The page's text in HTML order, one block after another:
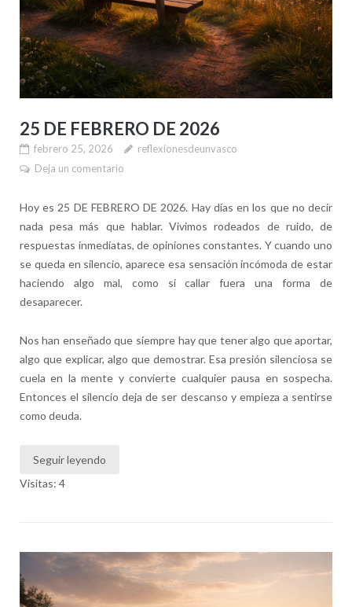
25 DE FEBRERO DE 2026
febrero 25, 2026
reflexionesdeunvasco
Deja un comentario
Hoy es 25 DE FEBRERO DE 2026. Hay días en los que no decir
nada pesa más que hablar. Vivimos rodeados de ruido, de
respuestas inmediatas, de opiniones constantes. Y cuando uno
se queda en silencio, aparece esa sensación incómoda de estar
haciendo algo mal, como si callar fuera una forma de
desaparecer.
Nos han enseñado que siempre hay que tener algo que aportar,
algo que explicar, algo que demostrar. Esa presión silenciosa se
cuela en la mente y convierte cualquier pausa en sospecha.
Entonces el silencio deja de ser descanso y empieza a sentirse
como deuda.
Seguir leyendo
Visitas: 4